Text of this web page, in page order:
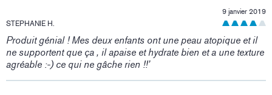
STEPHANIE H.
9 janvier 2019
Produit génial ! Mes deux enfants ont une peau atopique et il
ne supportent que ça , il apaise et hydrate bien et a une texture
agréable :-) ce qui ne gâche rien !!’